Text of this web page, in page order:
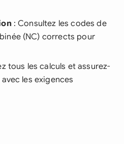
: Consultez les codes de
(NC) corrects pour
tous les calculs et assurez-
les exigences